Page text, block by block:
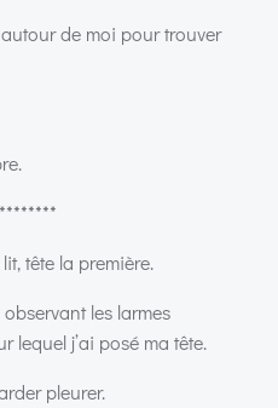
de moi pour trouver
tête la première.
les larmes
lequel j’ai posé ma tête.
pleurer.